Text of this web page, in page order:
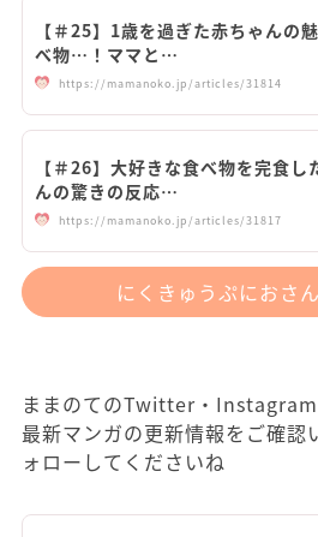
【＃25】1歳を過ぎた赤ちゃんの
べ物…！ママと…
https://mamanoko.jp/articles/31814
【＃26】大好きな食べ物を完食し
んの驚きの反応…
https://mamanoko.jp/articles/31817
にくきゅうぷにおさ
ままのてのTwitter・Instagram
最新マンガの更新情報をご確認
ォローしてくださいね